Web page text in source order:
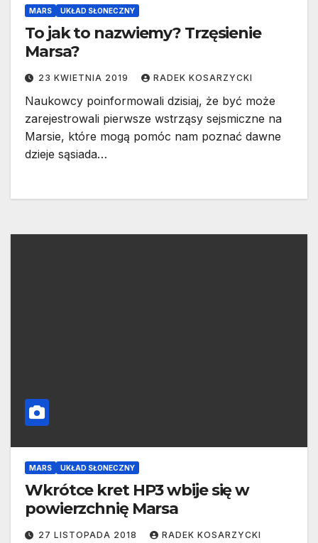
MARS UKŁAD SŁONECZNY
To jak to nazwiemy? Trzęsienie
Marsa?
23 KWIETNIA 2019 RADEK KOSARZYCKI
Naukowcy poinformowali dzisiaj, że być może
zarejestrowali pierwsze wstrząsy sejsmiczne na
Marsie, które mogą pomóc nam poznać dawne
dzieje sąsiada…
MARS UKŁAD SŁONECZNY
Wkrótce kret HP3 wbije się w
powierzchnię Marsa
27 LISTOPADA 2018 RADEK KOSARZYCKI